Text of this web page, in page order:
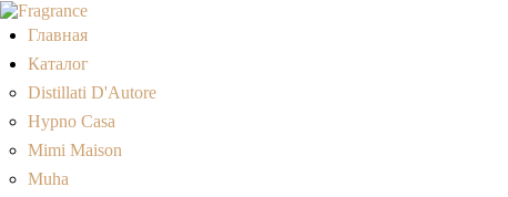
Главная
Каталог
Distillati D'Autore
Hypno Casa
Mimi Maison
Muha